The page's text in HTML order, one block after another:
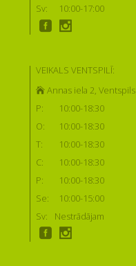
Sv:
10:00-17:00
VEIKALS VENTSPILĪ:
Annas iela 2, Ventspils
P:
10:00-18:30
O:
10:00-18:30
T:
10:00-18:30
C:
10:00-18:30
P:
10:00-18:30
Se:
10:00-15:00
Sv:
Nestrādājam